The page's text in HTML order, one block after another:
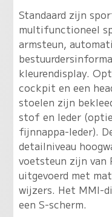
Standaard zijn
multifunctioneel
armsteun,
kleurendisplay.
cockpit en een
stoelen zijn
stof en leder
fijnnappa-leder).
detailniveau
voetsteun zijn van
uitgevoerd met
wijzers. Het MMI-
een S-scherm.